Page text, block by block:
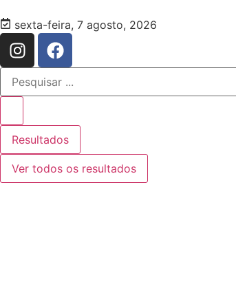
sexta-feira, 7 agosto, 2026
Resultados
Ver todos os resultados